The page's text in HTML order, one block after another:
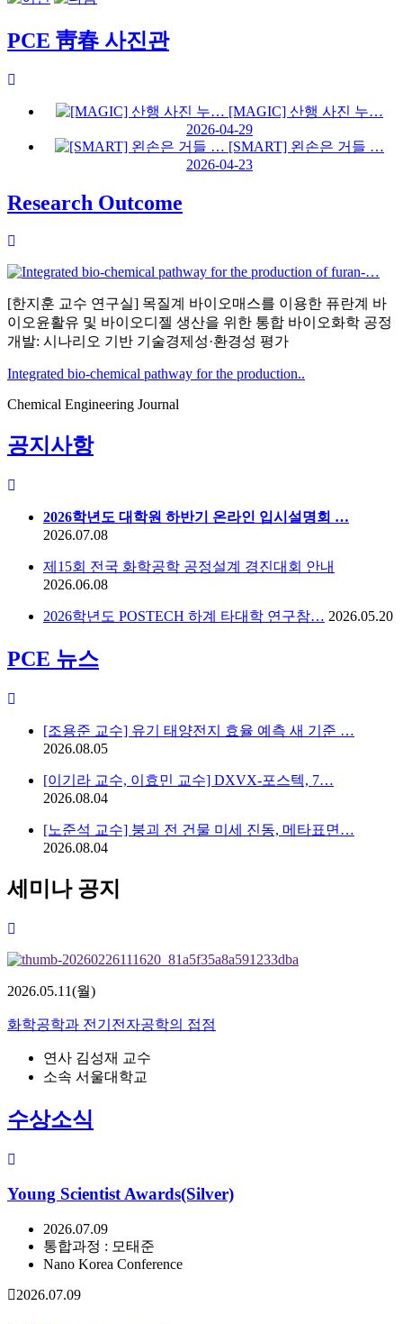
PCE 靑春 사진관
[MAGIC] 산행 사진 누…
2026-04-29
[SMART] 왼손은 거들 …
2026-04-23
Research Outcome
[한지훈 교수 연구실] 목질계 바이오매스를 이용한 퓨란계 바
이오윤활유 및 바이오디젤 생산을 위한 통합 바이오화학 공정
개발: 시나리오 기반 기술경제성·환경성 평가
Integrated bio-chemical pathway for the production..
Chemical Engineering Journal
공지사항
2026학년도 대학원 하반기 온라인 입시설명회 …
2026.07.08
제15회 전국 화학공학 공정설계 경진대회 안내
2026.06.08
2026학년도 POSTECH 하계 타대학 연구참… 2026.05.20
PCE 뉴스
[조용준 교수] 유기 태양전지 효율 예측 새 기준 …
2026.08.05
[이기라 교수, 이효민 교수] DXVX-포스텍, 7…
2026.08.04
[노준석 교수] 붕괴 전 건물 미세 진동, 메타표면…
2026.08.04
세미나 공지
2026.05.11(월)
화학공학과 전기전자공학의 접점
연사 김성재 교수
소속 서울대학교
수상소식
Young Scientist Awards(Silver)
2026.07.09
통합과정 : 모태준
Nano Korea Conference
2026.07.09